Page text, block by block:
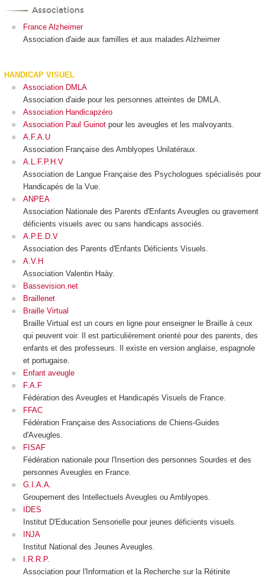
Associations
France Alzheimer
Association d'aide aux familles et aux malades Alzheimer
HANDICAP VISUEL
Association DMLA
Association d'aide pour les personnes atteintes de DMLA.
Association Handicapzéro
Association Paul Guinot pour les aveugles et les malvoyants.
A.F.A.U
Association Française des Amblyopes Unilatéraux.
A.L.F.P.H.V
Association de Langue Française des Psychologues spécialisés pour
Handicapés de la Vue.
ANPEA
Association Nationale des Parents d'Enfants Aveugles ou gravement
déficients visuels avec ou sans handicaps associés.
A.P.E.D.V
Association des Parents d'Enfants Déficients Visuels.
A.V.H
Association Valentin Haày.
Bassevision.net
Braillenet
Braille Virtual
Braille Virtual est un cours en ligne pour enseigner le Braille à ceux
qui peuvent voir. Il est particulièrement orienté pour des parents, des
enfants et des professeurs. Il existe en version anglaise, espagnole
et portugaise.
Enfant aveugle
F.A.F
Fédération des Aveugles et Handicapés Visuels de France.
FFAC
Fédération Française des Associations de Chiens-Guides
d'Aveugles.
FISAF
Fédération nationale pour l'Insertion des personnes Sourdes et des
personnes Aveugles en France.
G.I.A.A.
Groupement des Intellectuels Aveugles ou Amblyopes.
IDES
Institut D'Education Sensorielle pour jeunes déficients visuels.
INJA
Institut National des Jeunes Aveugles.
I.R.R.P.
Association pour l'Information et la Recherche sur la Rétinite